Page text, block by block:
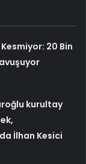
Kesmiyor: 20 Bin
kurultay
İlhan Kesici